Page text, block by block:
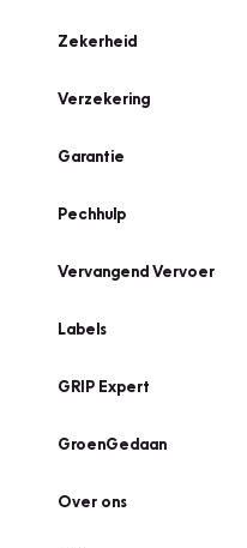
Zekerheid
Verzekering
Garantie
Pechhulp
Vervangend Vervoer
Labels
GRIP Expert
GroenGedaan
Over ons